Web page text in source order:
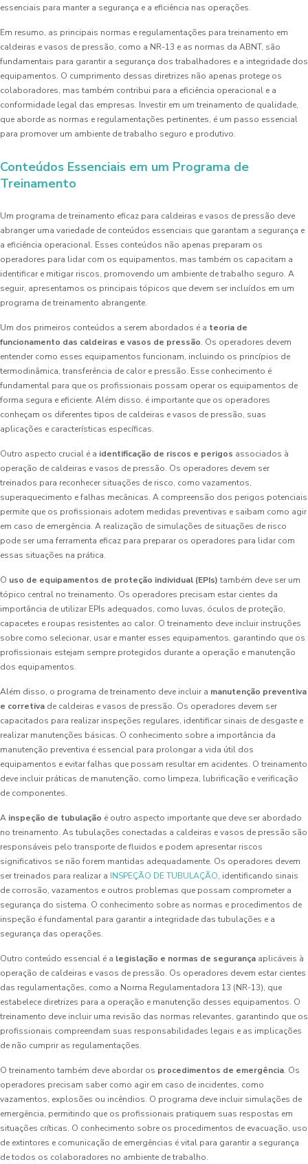
essenciais para manter a segurança e a eficiência nas operações.
Em resumo, as principais normas e regulamentações para treinamento em
caldeiras e vasos de pressão, como a NR-13 e as normas da ABNT, são
fundamentais para garantir a segurança dos trabalhadores e a integridade dos
equipamentos. O cumprimento dessas diretrizes não apenas protege os
colaboradores, mas também contribui para a eficiência operacional e a
conformidade legal das empresas. Investir em um treinamento de qualidade,
que aborde as normas e regulamentações pertinentes, é um passo essencial
para promover um ambiente de trabalho seguro e produtivo.
Conteúdos Essenciais em um Programa de
Treinamento
Um programa de treinamento eficaz para caldeiras e vasos de pressão deve
abranger uma variedade de conteúdos essenciais que garantam a segurança e
a eficiência operacional. Esses conteúdos não apenas preparam os
operadores para lidar com os equipamentos, mas também os capacitam a
identificar e mitigar riscos, promovendo um ambiente de trabalho seguro. A
seguir, apresentamos os principais tópicos que devem ser incluídos em um
programa de treinamento abrangente.
Um dos primeiros conteúdos a serem abordados é a teoria de
funcionamento das caldeiras e vasos de pressão. Os operadores devem
entender como esses equipamentos funcionam, incluindo os princípios de
termodinâmica, transferência de calor e pressão. Esse conhecimento é
fundamental para que os profissionais possam operar os equipamentos de
forma segura e eficiente. Além disso, é importante que os operadores
conheçam os diferentes tipos de caldeiras e vasos de pressão, suas
aplicações e características específicas.
Outro aspecto crucial é a identificação de riscos e perigos associados à
operação de caldeiras e vasos de pressão. Os operadores devem ser
treinados para reconhecer situações de risco, como vazamentos,
superaquecimento e falhas mecânicas. A compreensão dos perigos potenciais
permite que os profissionais adotem medidas preventivas e saibam como agir
em caso de emergência. A realização de simulações de situações de risco
pode ser uma ferramenta eficaz para preparar os operadores para lidar com
essas situações na prática.
O uso de equipamentos de proteção individual (EPIs) também deve ser um
tópico central no treinamento. Os operadores precisam estar cientes da
importância de utilizar EPIs adequados, como luvas, óculos de proteção,
capacetes e roupas resistentes ao calor. O treinamento deve incluir instruções
sobre como selecionar, usar e manter esses equipamentos, garantindo que os
profissionais estejam sempre protegidos durante a operação e manutenção
dos equipamentos.
Além disso, o programa de treinamento deve incluir a manutenção preventiva
e corretiva de caldeiras e vasos de pressão. Os operadores devem ser
capacitados para realizar inspeções regulares, identificar sinais de desgaste e
realizar manutenções básicas. O conhecimento sobre a importância da
manutenção preventiva é essencial para prolongar a vida útil dos
equipamentos e evitar falhas que possam resultar em acidentes. O treinamento
deve incluir práticas de manutenção, como limpeza, lubrificação e verificação
de componentes.
A inspeção de tubulação é outro aspecto importante que deve ser abordado
no treinamento. As tubulações conectadas a caldeiras e vasos de pressão são
responsáveis pelo transporte de fluidos e podem apresentar riscos
significativos se não forem mantidas adequadamente. Os operadores devem
ser treinados para realizar a INSPEÇÃO DE TUBULAÇÃO, identificando sinais
de corrosão, vazamentos e outros problemas que possam comprometer a
segurança do sistema. O conhecimento sobre as normas e procedimentos de
inspeção é fundamental para garantir a integridade das tubulações e a
segurança das operações.
Outro conteúdo essencial é a legislação e normas de segurança aplicáveis à
operação de caldeiras e vasos de pressão. Os operadores devem estar cientes
das regulamentações, como a Norma Regulamentadora 13 (NR-13), que
estabelece diretrizes para a operação e manutenção desses equipamentos. O
treinamento deve incluir uma revisão das normas relevantes, garantindo que os
profissionais compreendam suas responsabilidades legais e as implicações
de não cumprir as regulamentações.
O treinamento também deve abordar os procedimentos de emergência. Os
operadores precisam saber como agir em caso de incidentes, como
vazamentos, explosões ou incêndios. O programa deve incluir simulações de
emergência, permitindo que os profissionais pratiquem suas respostas em
situações críticas. O conhecimento sobre os procedimentos de evacuação, uso
de extintores e comunicação de emergências é vital para garantir a segurança
de todos os colaboradores no ambiente de trabalho.